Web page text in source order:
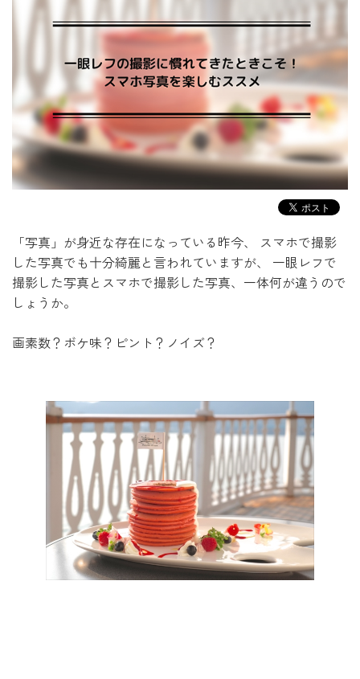
「写真」が身近な存在になっている昨今、
スマホで撮影
した写真でも十分綺麗と言われていますが、
一眼レフで
撮影した写真とスマホで撮影した写真、一体何が違うので
しょうか。
画素数？ボケ味？ピント？ノイズ？